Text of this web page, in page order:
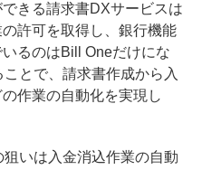
きる請求書DXサービスは
許可を取得し、銀行機能
るのはBill Oneだけにな
とで、請求書作成から入
作業の自動化を実現し
いは入金消込作業の自動